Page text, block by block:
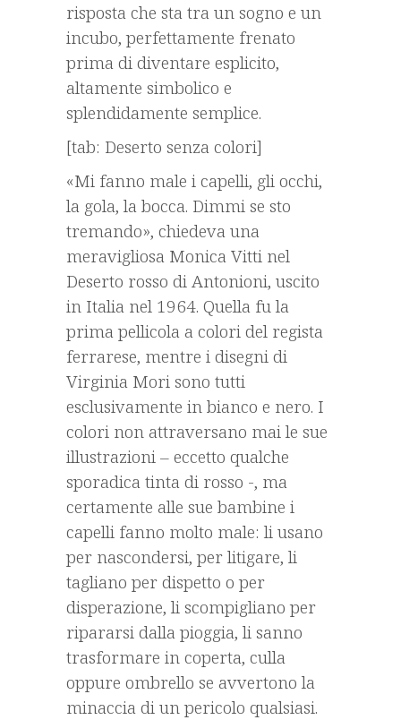
risposta che sta tra un sogno e un
incubo, perfettamente frenato
prima di diventare esplicito,
altamente simbolico e
splendidamente semplice.
[tab: Deserto senza colori]
«Mi fanno male i capelli, gli occhi,
la gola, la bocca. Dimmi se sto
tremando», chiedeva una
meravigliosa Monica Vitti nel
Deserto rosso di Antonioni, uscito
in Italia nel 1964. Quella fu la
prima pellicola a colori del regista
ferrarese, mentre i disegni di
Virginia Mori sono tutti
esclusivamente in bianco e nero. I
colori non attraversano mai le sue
illustrazioni – eccetto qualche
sporadica tinta di rosso -, ma
certamente alle sue bambine i
capelli fanno molto male: li usano
per nascondersi, per litigare, li
tagliano per dispetto o per
disperazione, li scompigliano per
ripararsi dalla pioggia, li sanno
trasformare in coperta, culla
oppure ombrello se avvertono la
minaccia di un pericolo qualsiasi.